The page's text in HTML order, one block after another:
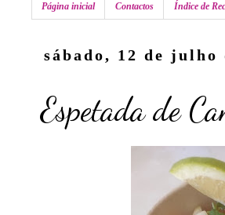
Página inicial Contactos Índice de
sábado, 12 de julho
Espetada de